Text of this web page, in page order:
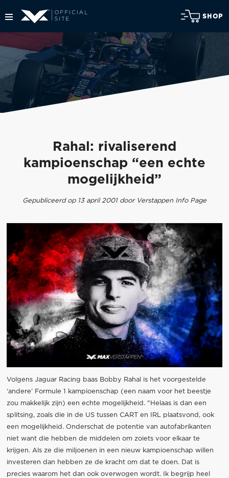
SHOP
Rahal: rivaliserend
kampioenschap “een echte
mogelijkheid”
Gepubliceerd op 13 april 2001 door Verstappen Info Page
Volgens Jaguar Racing baas Bobby Rahal is het voorgestelde
‘andere’ Formule 1 kampioenschap (een naam voor het beestje
zou makkelijk zijn) een echte mogelijkheid. "Helaas is dan een
splitsing, zoals die in de US tussen CART en IRL plaatsvond, ook
een mogelijkheid. Onderschat de potentie van autofabrikanten
niet want die hebben de middelen om zoiets voor elkaar te
krijgen. Als ze die miljoenen in een nieuw kampioenschap willen
investeren dan hebben ze de kracht om dat te doen. Dat is
precies waarom het dan ook overwogen wordt. Ik begrijp heel